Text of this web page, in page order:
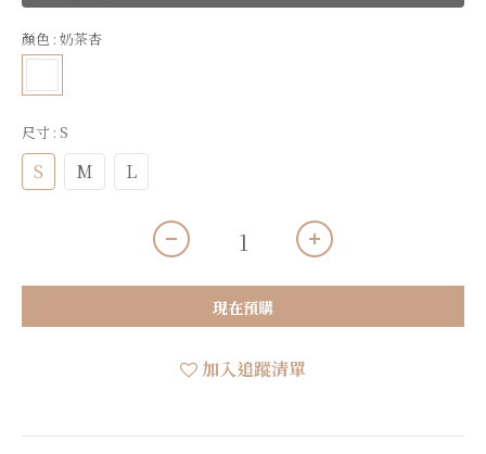
顏色 : 奶茶杏
尺寸 : S
S M L
現在預購
加入追蹤清單